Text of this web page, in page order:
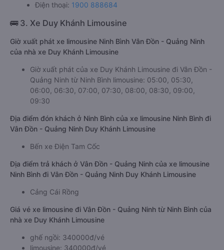
Điện thoại: 1900 888684
🚌 3. Xe Duy Khánh Limousine
Giờ xuất phát xe limousine Ninh Bình Vân Đồn - Quảng Ninh
của nhà xe Duy Khánh Limousine
Giờ xuất phát của xe Duy Khánh Limousine đi Vân Đồn -
Quảng Ninh từ Ninh Bình limousine: 05:00, 05:30,
06:00, 06:30, 07:00, 07:30, 08:00, 08:30, 09:00,
09:30
Địa điểm đón khách ở Ninh Bình của xe limousine Ninh Bình đi
Vân Đồn - Quảng Ninh Duy Khánh Limousine
Bến xe Điện Tam Cốc
Địa điểm trả khách ở Vân Đồn - Quảng Ninh của xe limousine
Ninh Bình đi Vân Đồn - Quảng Ninh Duy Khánh Limousine
Cảng Cái Rồng
Giá vé xe limousine đi Vân Đồn - Quảng Ninh từ Ninh Bình của
nhà xe Duy Khánh Limousine
ghế ngồi: 340000đ/vé
limousine: 340000đ/vé